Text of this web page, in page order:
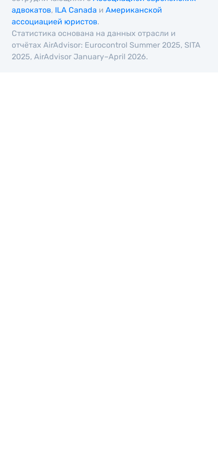
адвокатов, ILA Canada и Американской
ассоциацией юристов.
Статистика основана на данных отрасли и
отчётах AirAdvisor: Eurocontrol Summer 2025, SITA
2025, AirAdvisor January–April 2026.